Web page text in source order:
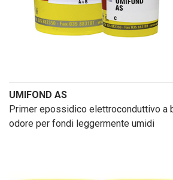
UMIFOND AS
Primer epossidico elettroconduttivo a
odore per fondi leggermente umidi